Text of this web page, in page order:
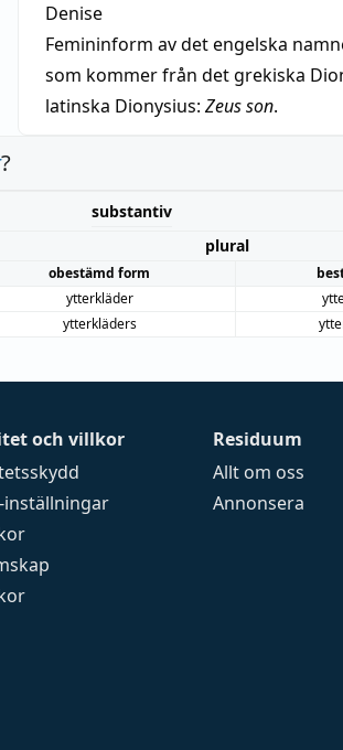
Denise
Femininform av det engelska
som kommer från det grekiska
latinska Dionysius: Zeus son.
?
substantiv
plural
obestämd form
ytterkläder
ytterkläders
och villkor
inställningar
Residuum
Allt om oss
Annonsera